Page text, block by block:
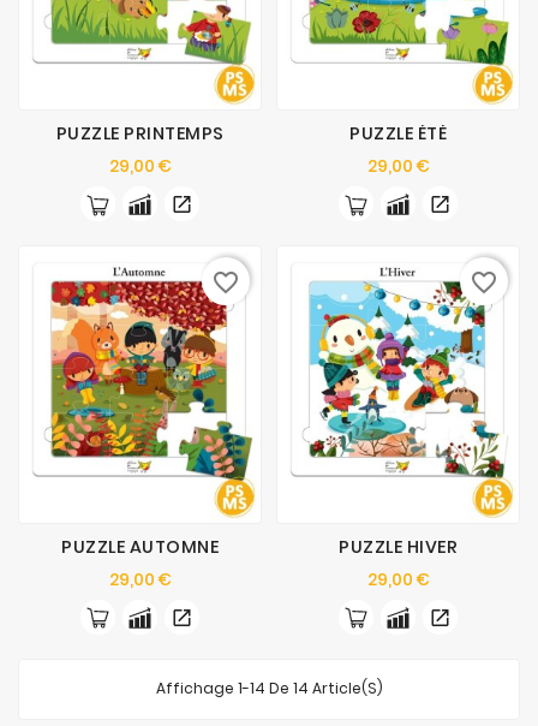
PUZZLE PRINTEMPS
29,00 €Prix
PUZZLE ÉTÉ
29,00 €Prix
PUZZLE AUTOMNE
29,00 €Prix
favorite_border
PUZZLE HIVER
29,00 €Prix
favorite_border
Affichage 1-14 De 14 Article(s)